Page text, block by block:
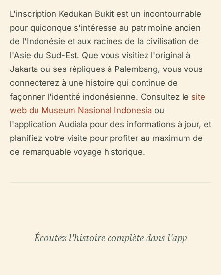
L'inscription Kedukan Bukit est un incontournable
pour quiconque s'intéresse au patrimoine ancien
de l'Indonésie et aux racines de la civilisation de
l'Asie du Sud-Est. Que vous visitiez l'original à
Jakarta ou ses répliques à Palembang, vous vous
connecterez à une histoire qui continue de
façonner l'identité indonésienne. Consultez le site
web du Museum Nasional Indonesia ou
l'application Audiala pour des informations à jour, et
planifiez votre visite pour profiter au maximum de
ce remarquable voyage historique.
Écoutez l'histoire complète dans l'app